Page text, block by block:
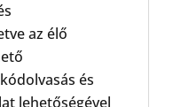
az élő
és
lehetőségével